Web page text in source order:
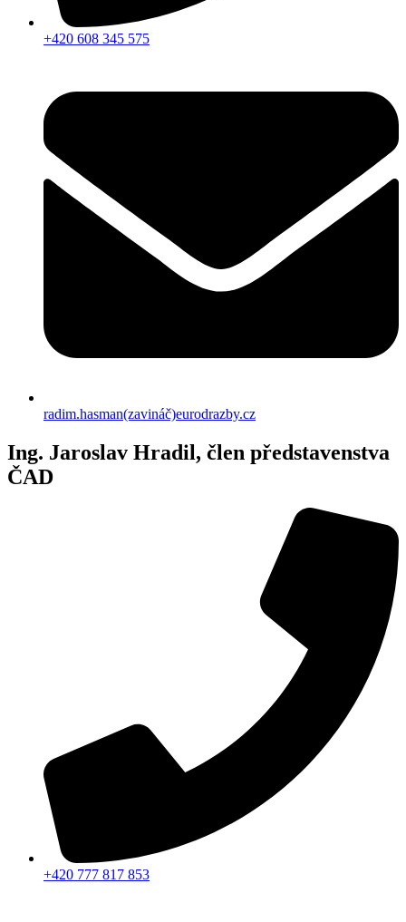
+420 608 345 575
radim.hasman(zavináč)eurodrazby.cz
Ing. Jaroslav Hradil, člen představenstva
ČAD
+420 777 817 853